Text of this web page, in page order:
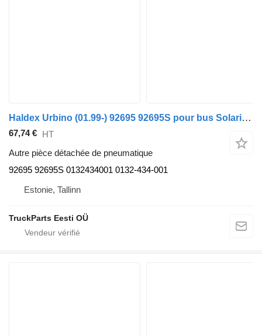
Haldex Urbino (01.99-) 92695 92695S pour bus Solaris Urbino, Alpino, Vacanza (1999-)
67,74 € HT
Autre pièce détachée de pneumatique
92695 92695S 0132434001 0132-434-001
Estonie, Tallinn
TruckParts Eesti OÜ